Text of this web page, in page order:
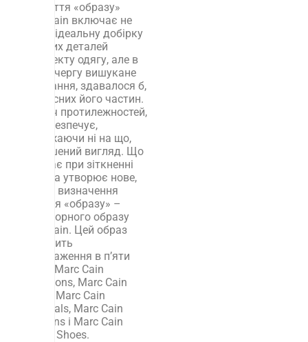
У поняття «образу»
Marc Cain включає не
тільки ідеальну добірку
окремих деталей
комплекту одягу, але в
першу чергу вишукане
поєднання, здавалося б,
несумісних його частин.
Зустріч протилежностей,
що забезпечує,
незважаючи ні на що,
завершений вигляд. Що
виникає при зіткненні
напруга утворює нове,
власне визначення
поняття «образу» –
неповторного образу
Marc Cain. Цей образ
знаходить
відображення в п’яти
лініях: Marc Cain
Collections, Marc Cain
Sports, Marc Cain
Essentials, Marc Cain
Additions і Marc Cain
Bags & Shoes.